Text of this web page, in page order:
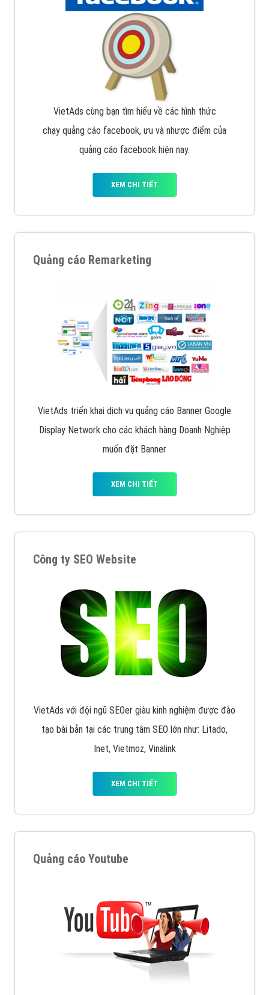
VietAds cùng bạn tìm hiểu về các hình thức
chạy quảng cáo facebook, ưu và nhược điểm của
quảng cáo facebook hiện nay.
XEM CHI TIẾT
Quảng cáo Remarketing
VietAds triển khai dịch vụ quảng cáo Banner Google
Display Network cho các khách hàng Doanh Nghiệp
muốn đặt Banner
XEM CHI TIẾT
Công ty SEO Website
VietAds với đội ngũ SEOer giàu kinh nghiệm được đào
tạo bài bản tại các trung tâm SEO lớn như: Litado,
Inet, Vietmoz, Vinalink
XEM CHI TIẾT
Quảng cáo Youtube